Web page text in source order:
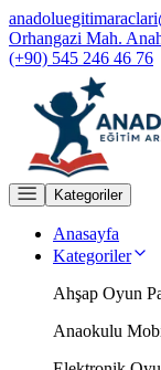
Orhangazi Mah.
(+90) 545 246 46 76
Kategoriler
Anasayfa
Kategoriler
Ahşap Oyun
Anaokulu